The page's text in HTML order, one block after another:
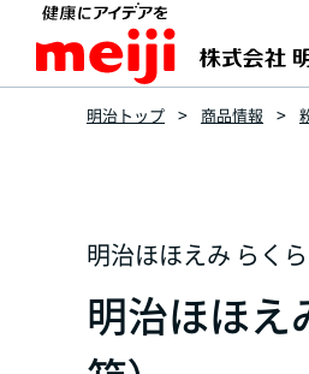
明治トップ 商品情報
明治ほほえみ らく
明治ほほえ